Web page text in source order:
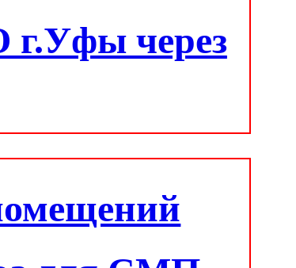
г.Уфы через